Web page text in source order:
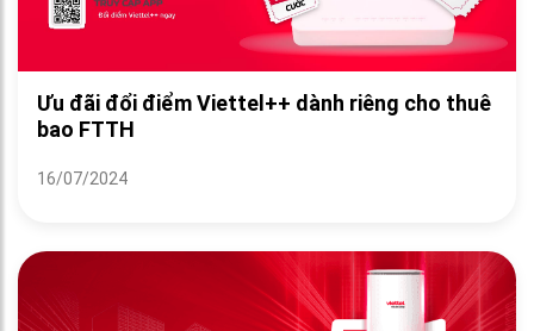
Ưu đãi đổi điểm Viettel++ dành riêng cho thuê
bao FTTH
16/07/2024